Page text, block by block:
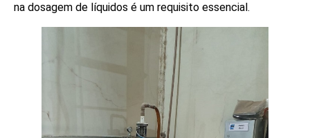
na dosagem de líquidos é um requisito essencial.